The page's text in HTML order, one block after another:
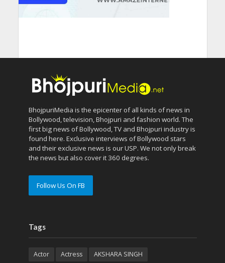
BhojpuriMedia is the epicenter of all kinds of news in
Bollywood, television, Bhojpuri and fashion world. The
first big news of Bollywood, TV and Bhojpuri industry is
found here. Exclusive interviews of Bollywood stars
and their exclusive news is our USP. We not only break
the news but also cover it 360 degrees.
Follow Us On FB
Tags
Actor Actress
AKSHARA SINGH